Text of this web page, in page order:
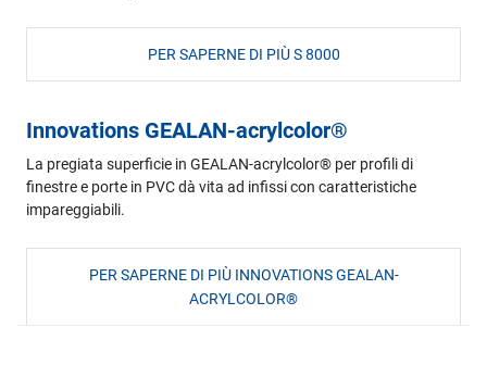
PER SAPERNE DI PIÙ S 8000
Innovations GEALAN-acrylcolor®
La pregiata superficie in GEALAN-acrylcolor® per profili di
finestre e porte in PVC dà vita ad infissi con caratteristiche
impareggiabili.
PER SAPERNE DI PIÙ INNOVATIONS GEALAN-
ACRYLCOLOR®